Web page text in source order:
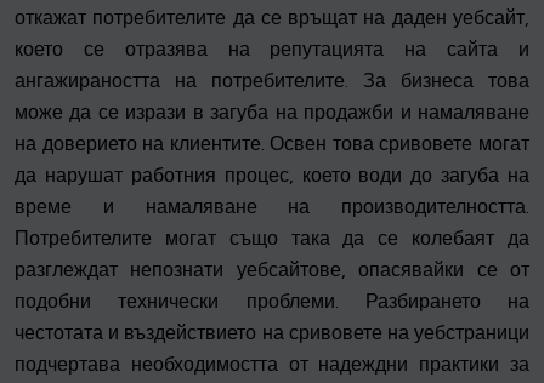
откажат потребителите да се връщат на даден уебсайт,
което се отразява на репутацията на сайта и
ангажираността на потребителите. За бизнеса това
може да се изрази в загуба на продажби и намаляване
на доверието на клиентите. Освен това сривовете могат
да нарушат работния процес, което води до загуба на
време и намаляване на производителността.
Потребителите могат също така да се колебаят да
разглеждат непознати уебсайтове, опасявайки се от
подобни технически проблеми. Разбирането на
честотата и въздействието на сривовете на уебстраници
подчертава необходимостта от надеждни практики за